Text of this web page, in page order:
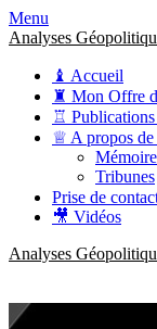
Menu
Analyses
♝ Accueil
♜ Mon Offre
♖ Publications
♕ A propos de
Tribunes
Prise de
🎥 Vidéos
Analyses